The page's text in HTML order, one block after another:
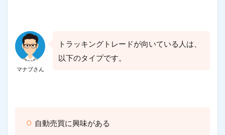
マナブさん
トラッキングトレードが向いている人は、
以下のタイプです。
自動売買に興味がある